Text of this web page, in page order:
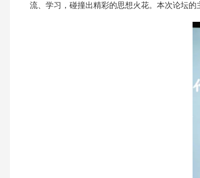
流、学习，碰撞出精彩的思想火花。本次论坛的